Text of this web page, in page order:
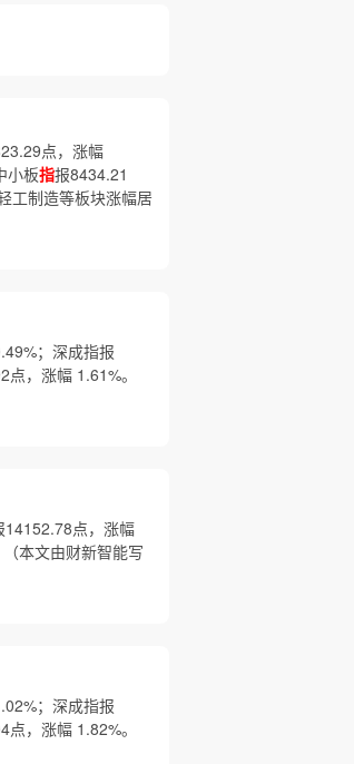
点，涨幅
小板指报8434.21
工制造等板块涨幅居
；深成指报
点，涨幅 1.61%。
点，涨幅
本文由财新智能写
；深成指报
点，涨幅 1.82%。